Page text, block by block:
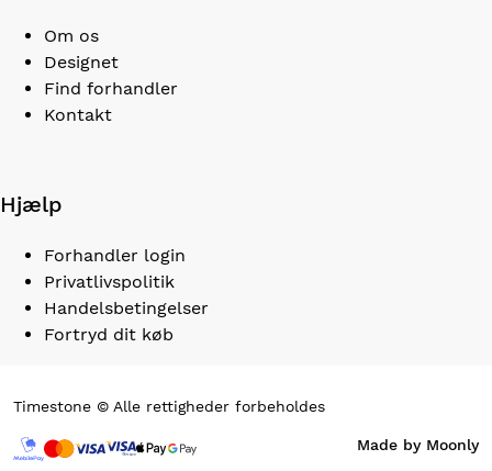
Om os
Designet
Find forhandler
Kontakt
Hjælp
Forhandler login
Privatlivspolitik
Handelsbetingelser
Fortryd dit køb
Timestone © Alle rettigheder forbeholdes
Made by Moonly